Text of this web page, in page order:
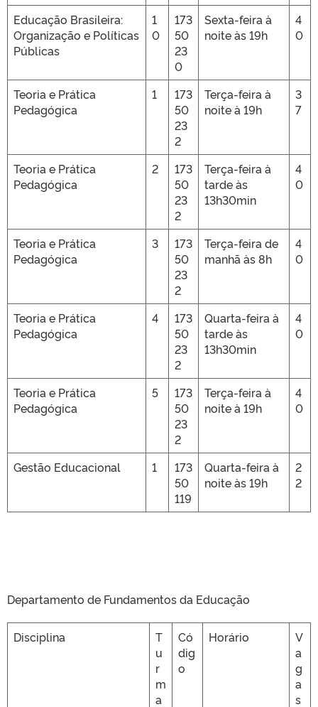
Educação Brasileira:
Organização e Políticas
Públicas
1
0
173
50
23
0
Sexta-feira à
noite às 19h
4
0
Teoria e Prática
Pedagógica
1
173
50
23
2
Terça-feira à
noite à 19h
3
7
Teoria e Prática
Pedagógica
2
173
50
23
2
Terça-feira à
tarde às
13h30min
4
0
Teoria e Prática
Pedagógica
3
173
50
23
2
Terça-feira de
manhã às 8h
4
0
Teoria e Prática
Pedagógica
4
173
50
23
2
Quarta-feira à
tarde às
13h30min
4
0
Teoria e Prática
Pedagógica
5
173
50
23
2
Terça-feira à
noite à 19h
4
0
Gestão Educacional 1
173
50
119
Quarta-feira à
noite às 19h
2
2
Departamento de Fundamentos da Educação
Disciplina
T
u
r
m
a
Có
dig
o
Horário
V
a
g
a
s